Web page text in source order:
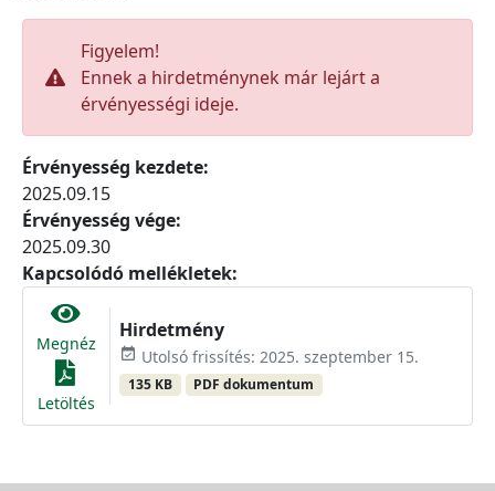
Figyelem!
Ennek a hirdetménynek már lejárt a
érvényességi ideje.
Érvényesség kezdete:
2025.09.15
Érvényesség vége:
2025.09.30
Kapcsolódó mellékletek:
Megnéz
Letöltés
Hirdetmény
event_available Utolsó frissítés: 2025. szeptember 15.
135 KB PDF dokumentum